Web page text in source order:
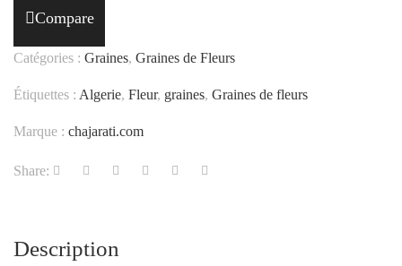
Compare
Catégories : Graines, Graines de Fleurs
Étiquettes : Algerie, Fleur, graines, Graines de fleurs
Marque : chajarati.com
Share:
Description